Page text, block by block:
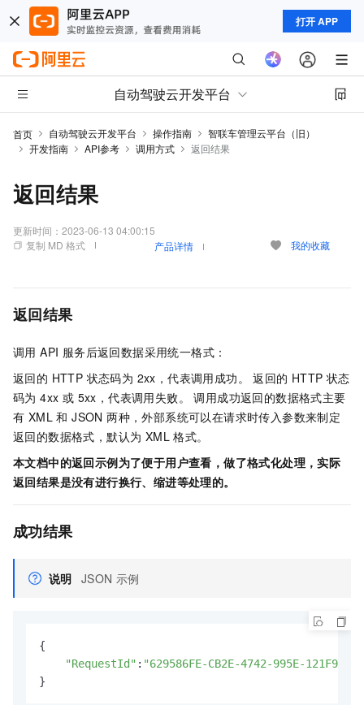
打开 APP
自动驾驶云开发平台
首页 自动驾驶云开发平台 操作指南
智联车管理云平台（旧）
开发指南
API参考 调用方式 返回结果
返回结果
更新时间： 2023-06-13 04:00:15
复制 MD 格式
产品详情 我的收藏
返回结果
调用 API 服务后返回数据采用统一格式：
返回的 HTTP 状态码为 2xx，代表调用成功。 返回的 HTTP 状态
码为 4xx 或 5xx，代表调用失败。 调用成功返回的数据格式主要
有 XML 和 JSON 两种，外部系统可以在请求时传入参数来制定
返回的数据格式，默认为 XML 格式。
本文档中的返回示例为了便于用户查看，做了格式化处理，实际
返回结果是没有进行换行、缩进等处理的。
成功结果
说明 JSON 示例
{
"RequestId" : "629586FE-CB2E-4742-995E-
}